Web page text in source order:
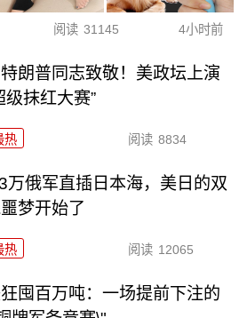
阅读 31145 4小时前
朗普同志致敬！美政坛上演
级抹红大赛”
热 阅读 8834
万俄军直插日本海，美日的双
梦开始了
热 阅读 12065
囤百万吨：一场提前下注的